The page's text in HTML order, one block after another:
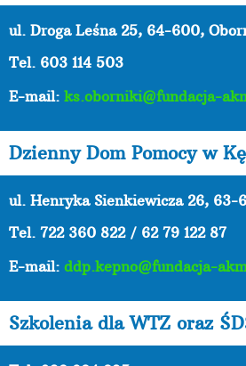
ul. Droga Leśna 25, 64-600,
Tel. 603 114 503
E-mail: ks.oborniki@fundacja-
Dzienny Dom Pomocy w
ul. Henryka Sienkiewicza 26, 63-
Tel. 722 360 822 / 62 79 122 87
E-mail: ddp.kepno@fundacja-
Szkolenia dla WTZ oraz